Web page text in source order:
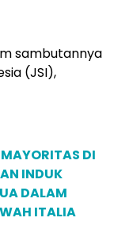
sambutannya
(JSI),
DI
INDUK
DALAM
ITALIA